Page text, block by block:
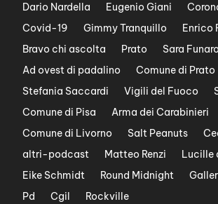
Dario Nardella
Eugenio Giani
Covid-19
Gimmy Tranquillo
Enrico
Bravo chi ascolta
Prato Sara Funaro
Ad ovest di padalino
Comune di Prato
Stefania Saccardi
Vigili del Fuoco
Comune di Pisa
Arma dei Carabinieri
Comune di Livorno
Salt Peanuts
altri-podcast
Matteo Renzi Lucille
Eike Schmidt
Round Midnight
Pd
Cgil Rockville